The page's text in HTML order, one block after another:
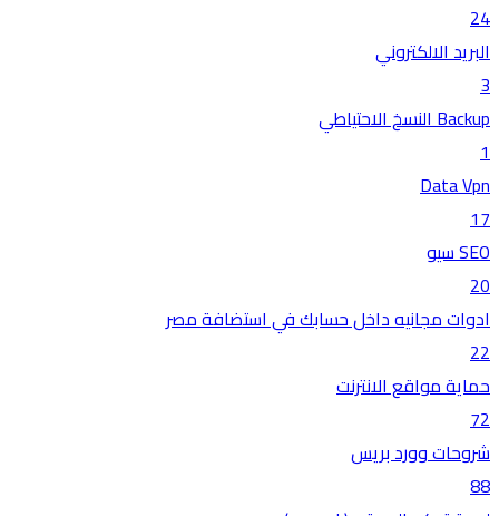
24
البريد الالكتروني
3
Backup النسخ الاحتياطي
1
Data Vpn
17
SEO سيو
20
ادوات مجانيه داخل حسابك في استضافة مصر
22
حماية مواقع الانترنت
72
شروحات وورد بريس
88